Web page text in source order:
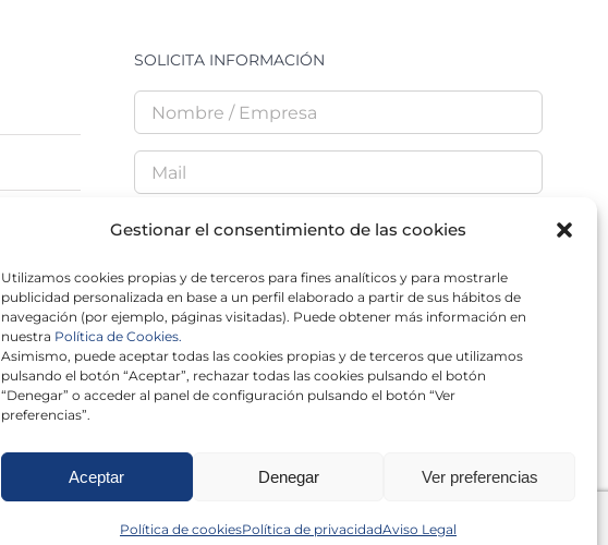
Gestionar el consentimiento de las cookies
Utilizamos cookies propias y de terceros para fines analíticos y para mostrarle
publicidad personalizada en base a un perfil elaborado a partir de sus hábitos de
navegación (por ejemplo, páginas visitadas). Puede obtener más información en
nuestra Política de Cookies.
Asimismo, puede aceptar todas las cookies propias y de terceros que utilizamos
pulsando el botón “Aceptar”, rechazar todas las cookies pulsando el botón
“Denegar” o acceder al panel de configuración pulsando el botón “Ver
preferencias”.
Aceptar Denegar Ver preferencias
Política de cookiesPolítica de privacidadAviso Legal
SOLICITA INFORMACIÓN
He leído y acepto laPolítica de Privacidad